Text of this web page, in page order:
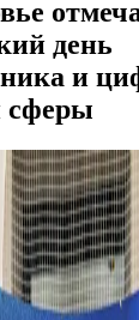
день
и
сферы